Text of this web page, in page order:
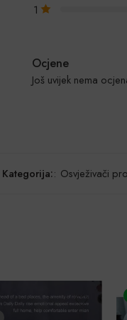
1
Ocjene
Još uvijek nema
Kategorija:: Osvježivači